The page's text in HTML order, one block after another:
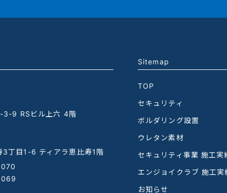
3-9 RSビル上六 4階
3丁目1-6 ティアラ恵比寿1階
Sitemap
TOP
セキュリティ
ボルダリング設置
ウレタン素材
セキュリティ事業 施工実
エンジョイクラブ 施工実
お知らせ